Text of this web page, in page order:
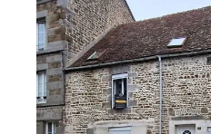
LOUGE SUR MAIRE 61
187,55 m2, 5 pièces
Ref : 12505
Maison à vendre
141 000